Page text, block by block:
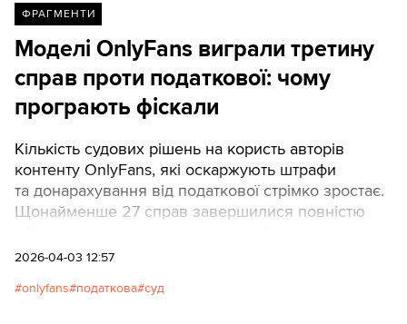
цивільних.
ФРАГМЕНТИ
Моделі OnlyFans виграли третину
справ проти податкової: чому
програють фіскали
Кількість судових рішень на користь авторів
контенту OnlyFans, які оскаржують штрафи
та донарахування від податкової стрімко зростає.
Щонайменше 27 справ завершилися повністю
2026-04-03 12:57
onlyfans податкова суд